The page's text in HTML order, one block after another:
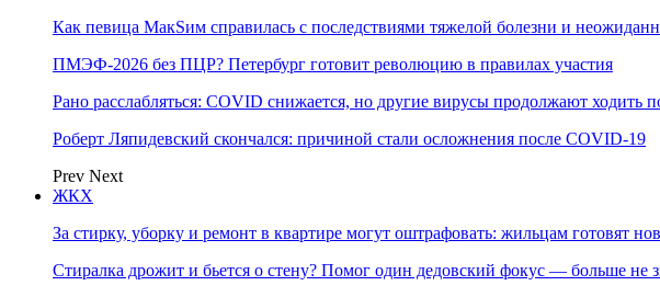
Как певица МакSим справилась с последствиями тяжелой болезни и
ПМЭФ-2026 без ПЦР? Петербург готовит революцию в правилах участия
Рано расслабляться: COVID снижается, но другие вирусы продолжают ходить
Роберт Ляпидевский скончался: причиной стали осложнения после COVID-19
Prev Next
ЖКХ
За стирку, уборку и ремонт в квартире могут оштрафовать: жильцам готовят
Стиралка дрожит и бьется о стену? Помог один дедовский фокус — больше не